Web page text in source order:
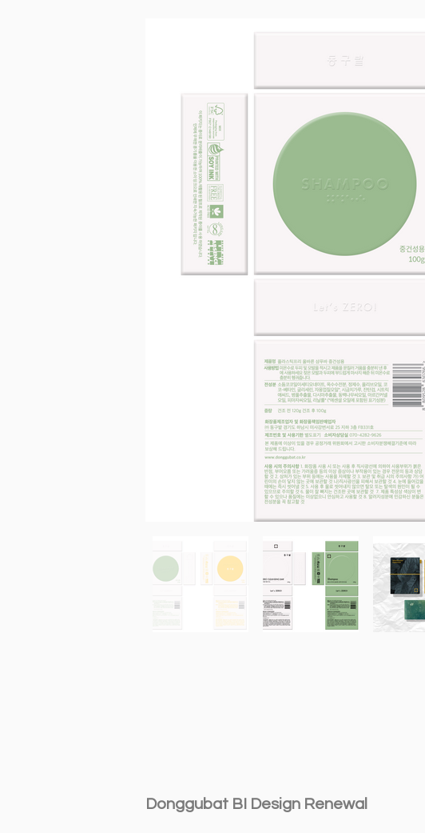
Donggubat BI Design Renewal